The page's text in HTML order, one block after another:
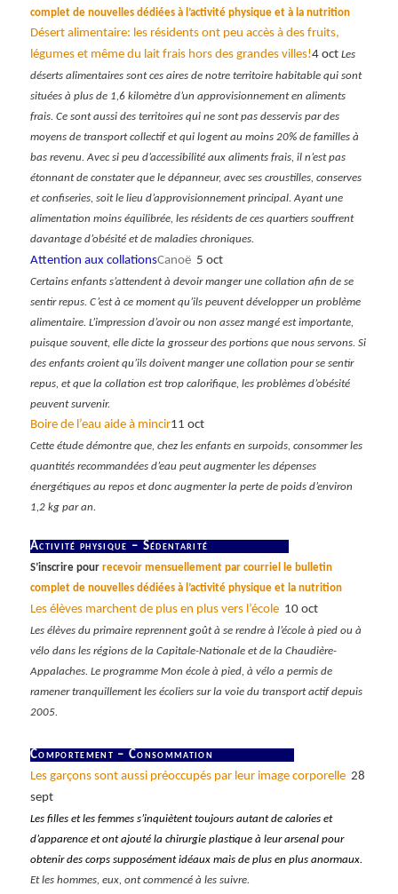
complet de nouvelles dédiées à l’activité physique et à la nutrition
Désert alimentaire: les résidents ont peu accès à des fruits,
légumes et même du lait frais hors des grandes villes!4 octLes
déserts alimentaires sont ces aires de notre territoire habitable qui sont
situées à plus de 1,6 kilomètre d’un approvisionnement en aliments
frais. Ce sont aussi des territoires qui ne sont pas desservis par des
moyens de transport collectif et qui logent au moins 20% de familles à
bas revenu. Avec si peu d’accessibilité aux aliments frais, il n’est pas
étonnant de constater que le dépanneur, avec ses croustilles, conserves
et confiseries, soit le lieu d’approvisionnement principal. Ayant une
alimentation moins équilibrée, les résidents de ces quartiers souffrent
davantage d’obésité et de maladies chroniques.
Attention aux collationsCanoë 5 oct
Certains enfants s’attendent à devoir manger une collation afin de se
sentir repus. C’est à ce moment qu’ils peuvent développer un problème
alimentaire. L’impression d’avoir ou non assez mangé est importante,
puisque souvent, elle dicte la grosseur des portions que nous servons. Si
des enfants croient qu’ils doivent manger une collation pour se sentir
repus, et que la collation est trop calorifique, les problèmes d’obésité
peuvent survenir.
Boire de l’eau aide à mincir11 oct
Cette étude démontre que, chez les enfants en surpoids, consommer les
quantités recommandées d’eau peut augmenter les dépenses
énergétiques au repos et donc augmenter la perte de poids d’environ
1,2 kg par an.
Activité physique – Sédentarité
S’inscrire pourrecevoir mensuellement par courriel le bulletin
complet de nouvelles dédiées à l’activité physique et la nutrition
Les élèves marchent de plus en plus vers l’école 10 oct
Les élèves du primaire reprennent goût à se rendre à l’école à pied ou à
vélo dans les régions de la Capitale-Nationale et de la Chaudière-
Appalaches. Le programme Mon école à pied, à vélo a permis de
ramener tranquillement les écoliers sur la voie du transport actif depuis
2005.
Comportement – Consommation
Les garçons sont aussi préoccupés par leur image corporelle 28
sept
Les filles et les femmes s’inquiètent toujours autant de calories et
d’apparence et ont ajouté la chirurgie plastique à leur arsenal pour
obtenir des corps supposément idéaux mais de plus en plus anormaux.
Et les hommes, eux, ont commencé à les suivre.